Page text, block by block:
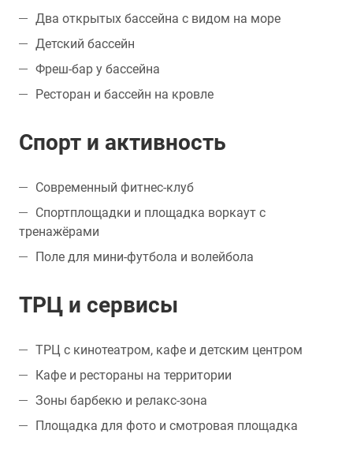
Два открытых бассейна с видом на море
Детский бассейн
Фреш-бар у бассейна
Ресторан и бассейн на кровле
Спорт и активность
Современный фитнес-клуб
Спортплощадки и площадка воркаут с
тренажёрами
Поле для мини-футбола и волейбола
ТРЦ и сервисы
ТРЦ с кинотеатром, кафе и детским центром
Кафе и рестораны на территории
Зоны барбекю и релакс-зона
Площадка для фото и смотровая площадка